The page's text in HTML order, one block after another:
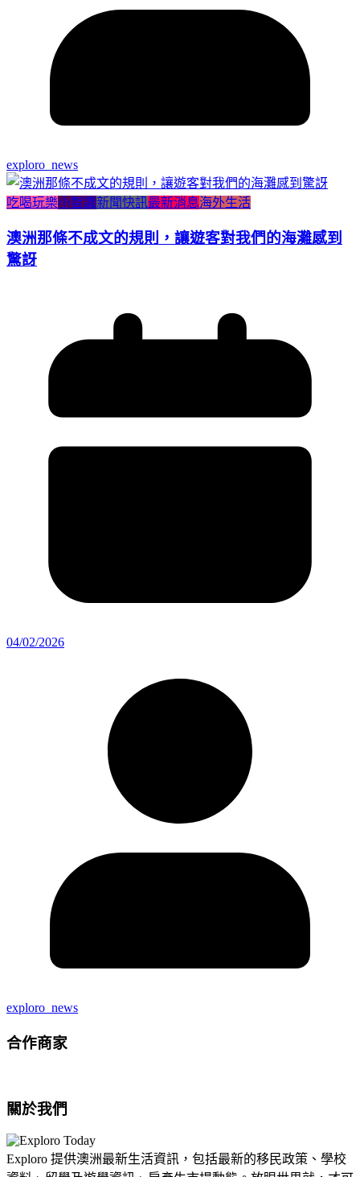
exploro_news
吃喝玩樂小智識新聞快訊最新消息海外生活
澳洲那條不成文的規則，讓遊客對我們的海灘感到
驚訝
04/02/2026
exploro_news
合作商家
關於我們
Exploro 提供澳洲最新生活資訊，包括最新的移民政策、學校